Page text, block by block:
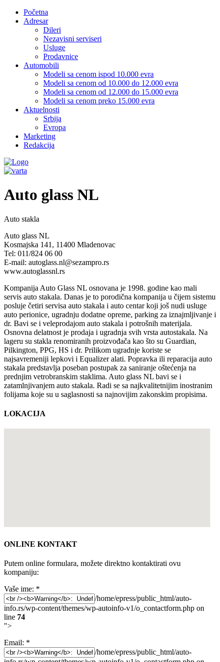
Početna
Adresar
Dileri
Nezavisni serviseri
Usluge
Prodavnice
Automobili
Modeli sa cenom ispod 10.000 evra
Modeli sa cenom od 10.000 do 12.000 evra
Modeli sa cenom od 12.000 do 15.000 evra
Modeli sa cenom preko 15.000 evra
Aktuelnosti
Srbija
Evropa
Marketing
Redakcija
Auto glass NL
Auto stakla
Auto glass NL
Kosmajska 141, 11400 Mladenovac
Tel: 011/824 06 00
E-mail: autoglass.nl@sezampro.rs
www.autoglassnl.rs
Kompanija Auto Glass NL osnovana je 1998. godine kao mali
servis аutо stakala. Danas je to porodična kompanija u čijem sistemu
posluje četiri servisa аuto stakala i auto centar koji još nudi usluge
auto perionice, ugradnju dodatne opreme, parking za iznajmljivanje i
dr. Bavi se i veleprodajom auto stakala i potrošnih materijala.
Osnovna delatnost je prodaja i ugradnja svih vrsta autostakala. Na
lageru su stakla renomiranih proizvođača kao što su Guardian,
Pilkington, PPG, HS i dr. Prilikom ugradnje koriste se
najsavremeniji lepkovi i Equalizer alati. Popravka ili reparacija auto
stakala predstavlja poseban postupak za saniranje oštećenja na
prednjim vetrobranskim staklima. Auto glass NL bavi se i
zatamlnjivanjem auto stakala. Radi se sa najkvalitetnijim inostranim
folijama koje su u saglasnosti sa najnovijim zakonskim propisima.
LOKACIJA
ONLINE KONTAKT
Putem online formulara, možete direktno kontaktirati ovu
kompaniju:
Vaše ime: *
/home/epress/public_html/auto-
info.rs/wp-content/themes/wp-autoinfo-v1/o_contactform.php on
line 74
">
Email: *
/home/epress/public_html/auto-